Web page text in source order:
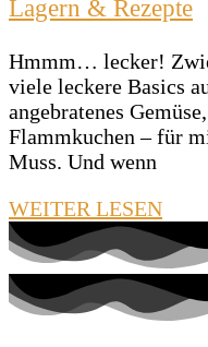
Lagern & Rezepte
Hmmm… lecker!
viele leckere Basics
angebratenes
Flammkuchen – für
Muss. Und wenn
WEITER LESEN